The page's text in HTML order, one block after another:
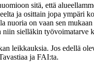
sitä, että
ja osittain jopa
nuoria on vaan sen
niin sielläkin työvoimatarve
leikkauksia. Jos edellä
ja FAI:ta.